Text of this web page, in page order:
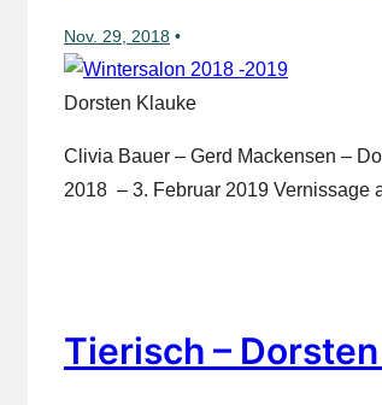
Klauke
Nov. 29, 2018
Dorsten Klauke
Clivia Bauer – Gerd Mackensen –
2018 – 3. Februar 2019 Vernissage
Tierisch –